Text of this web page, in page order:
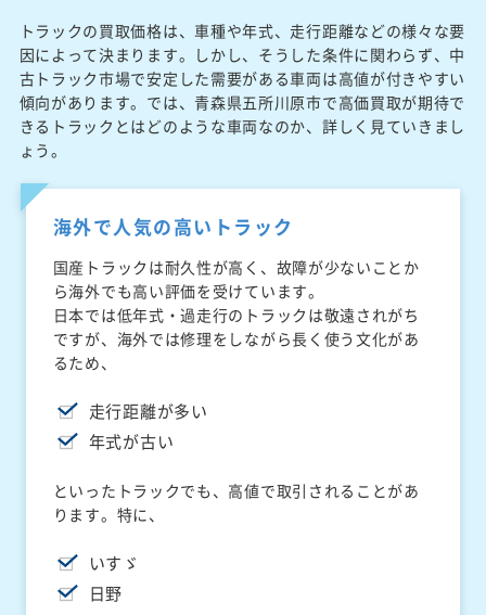
トラックの買取価格は、車種や年式、走行距離などの様々な要
因によって決まります。しかし、そうした条件に関わらず、中
古トラック市場で安定した需要がある車両は高値が付きやすい
傾向があります。では、青森県五所川原市で高価買取が期待で
きるトラックとはどのような車両なのか、詳しく見ていきまし
ょう。
海外で人気の高いトラック
国産トラックは耐久性が高く、故障が少ないことか
ら海外でも高い評価を受けています。
日本では低年式・過走行のトラックは敬遠されがち
ですが、海外では修理をしながら長く使う文化があ
るため、
走行距離が多い
年式が古い
といったトラックでも、高値で取引されることがあ
ります。特に、
いすゞ
日野